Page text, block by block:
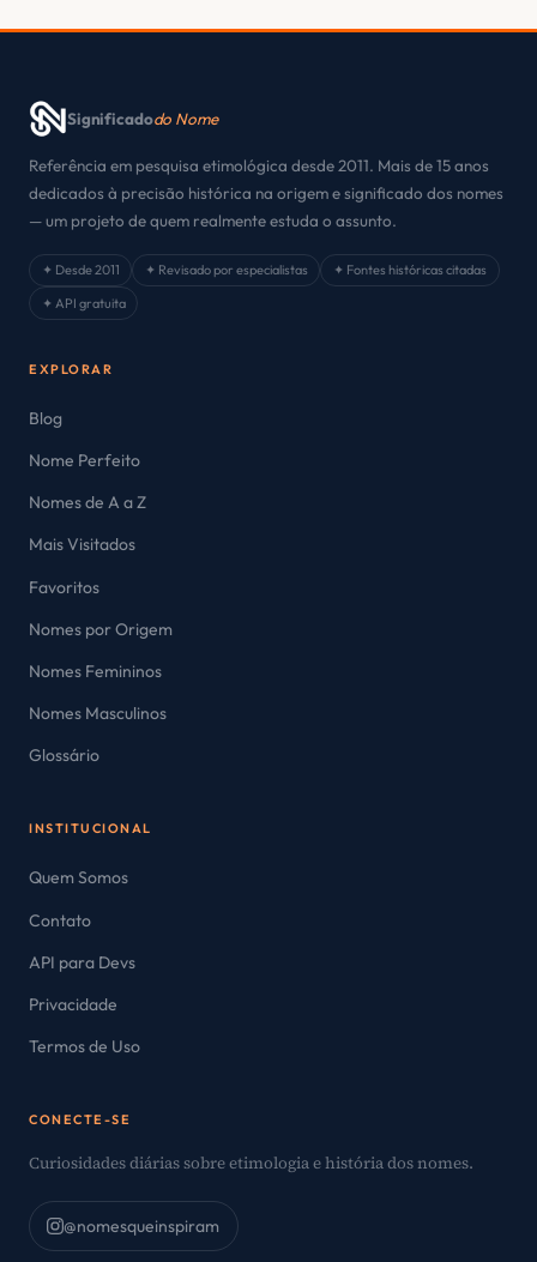
Significadodo Nome
Referência em pesquisa etimológica desde 2011. Mais de 15 anos
dedicados à precisão histórica na origem e significado dos nomes
— um projeto de quem realmente estuda o assunto.
✦ Desde 2011 ✦ Revisado por especialistas
✦ Fontes históricas citadas
✦ API gratuita
EXPLORAR
Blog
Nome Perfeito
Nomes de A a Z
Mais Visitados
Favoritos
Nomes por Origem
Nomes Femininos
Nomes Masculinos
Glossário
INSTITUCIONAL
Quem Somos
Contato
API para Devs
Privacidade
Termos de Uso
CONECTE-SE
Curiosidades diárias sobre etimologia e história dos nomes.
@nomesqueinspiram